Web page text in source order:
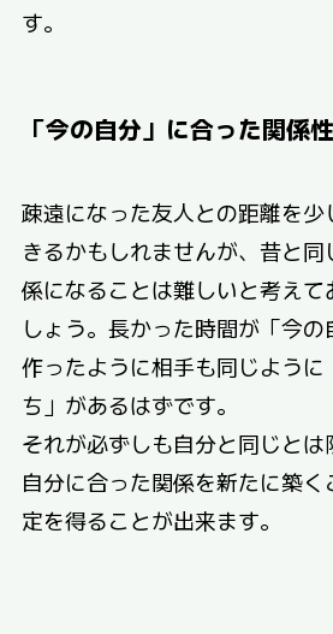
す。
「今の自分」に合った関係
疎遠になった友人との距離を
きるかもしれませんが、昔と
係になることは難しいと考え
しょう。長かった時間が「今
作ったように相手も同じように
ち」があるはずです。
それが必ずしも自分と同じと
自分に合った関係を新たに築
定を得ることが出来ます。